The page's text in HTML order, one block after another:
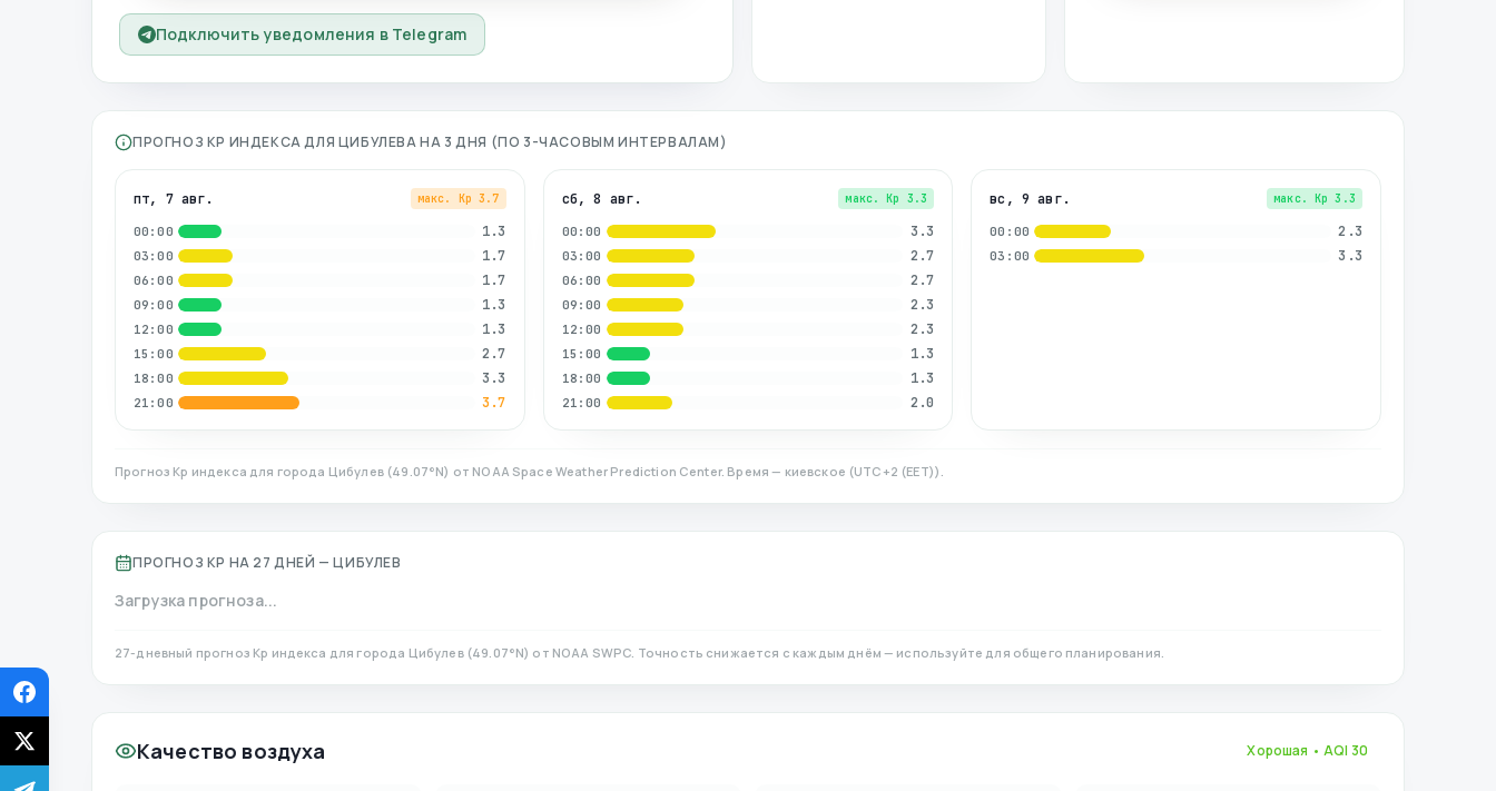
Подключить уведомления в Telegram
ПРОГНОЗ KP ИНДЕКСА ДЛЯ ЦИБУЛЕВАНА 3 ДНЯ (ПО 3-ЧАСОВЫМ ИНТЕРВАЛАМ)
пт, 7 авг. макс. Kp 3.7
00:00 1.3
03:00 1.7
06:00 1.7
09:00 1.3
12:00 1.3
15:00 2.7
18:00 3.3
21:00 3.7
сб, 8 авг. макс. Kp 3.3
00:00 3.3
03:00 2.7
06:00 2.7
09:00 2.3
12:00 2.3
15:00 1.3
18:00 1.3
21:00 2.0
вс, 9 авг. макс. Kp 3.3
00:00 2.3
03:00 3.3
Прогноз Kp индекса для города Цибулев(49.07°N) от NOAA Space Weather Prediction Center. Время — киевское (UTC+2 (EET)).
ПРОГНОЗ KP НА 27 ДНЕЙ — ЦИБУЛЕВ
Загрузка прогноза...
27-дневный прогноз Kp индекса для города Цибулев(49.07°N) от NOAA SWPC. Точность снижается с каждым днём — используйте для общего планирования.
Качество воздуха Хорошая • AQI 30